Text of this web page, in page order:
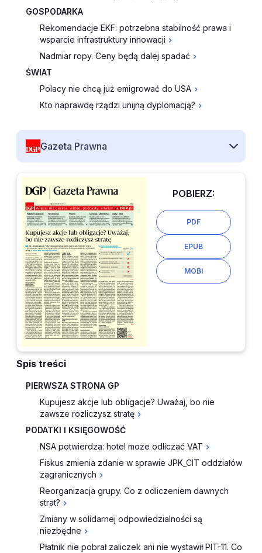
GOSPODARKA
Rekomendacje EKF: potrzebna stabilność prawa i
wsparcie infrastruktury innowacji
Nadmiar ropy. Ceny będą dalej spadać
ŚWIAT
Polacy nie chcą już emigrować do USA
Kto naprawdę rządzi unijną dyplomacją?
Gazeta Prawna
POBIERZ:
PDF
EPUB
MOBI
Spis treści
PIERWSZA STRONA GP
Kupujesz akcje lub obligacje? Uważaj, bo nie
zawsze rozliczysz stratę
PODATKI I KSIĘGOWOŚĆ
NSA potwierdza: hotel może odliczać VAT
Fiskus zmienia zdanie w sprawie JPK_CIT oddziałów
zagranicznych
Reorganizacja grupy. Co z odliczeniem dawnych
strat?
Zmiany w solidarnej odpowiedzialności są
niezbędne
Płatnik nie pobrał zaliczek ani nie wystawił PIT-11. Co